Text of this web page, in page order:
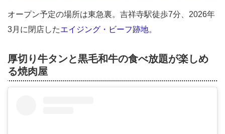
オープン予定の場所は東急裏。吉祥寺駅徒歩7分、2026年
3月に閉店したエイジング・ビーフ跡地。
厚切り牛タンと黒毛和牛の食べ放題が楽しめ
る焼肉屋